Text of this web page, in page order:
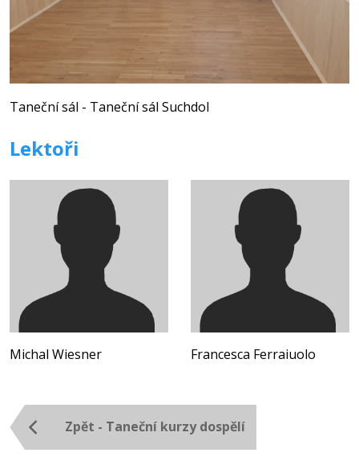
Taneční sál - Taneční sál Suchdol
Lektoři
Michal Wiesner Francesca Ferraiuolo
Zpět - Taneční kurzy dospělí